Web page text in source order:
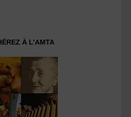
À L’AMTA